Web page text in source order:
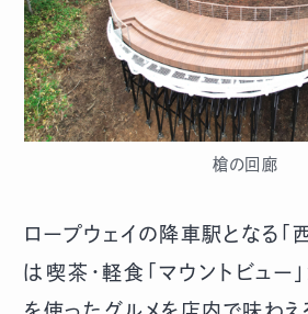
槍の回廊
ロープウェイの降車駅となる「
は喫茶・軽食「マウントビュー